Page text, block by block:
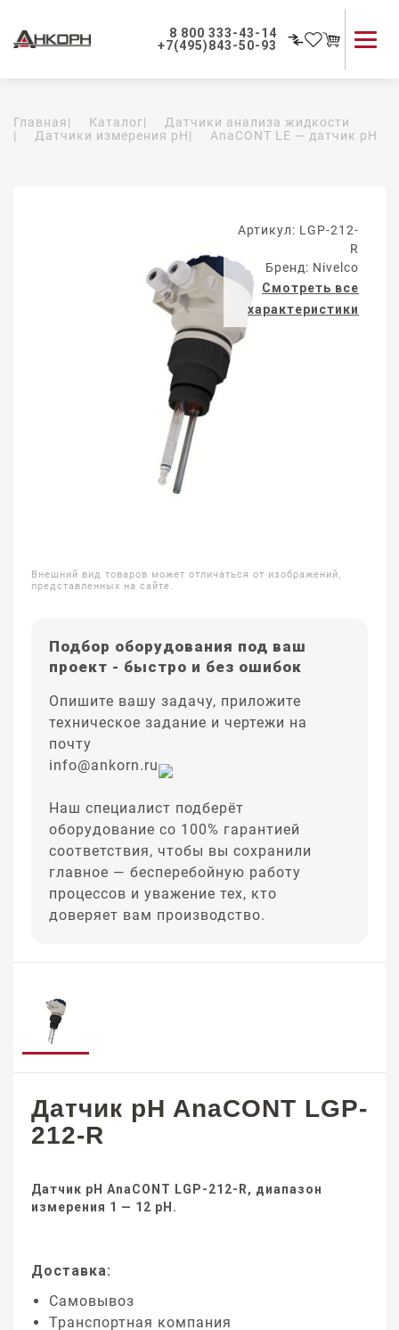
8 800 333-43-14
+7(495)843-50-93
Применение приборов
Главная| Каталог|
Датчики анализа жидкости
|
Датчики измерения pH| AnaCONT LE — датчик pH
Артикул: LGP-212-
R
Бренд: Nivelco
Смотреть все
характеристики
Внешний вид товаров может отличаться от изображений,
представленных на сайте.
Подбор оборудования под ваш
проект - быстро и без ошибок
Опишите вашу задачу, приложите
техническое задание и чертежи на
почту
info@ankorn.ru
Наш специалист подберёт
оборудование со 100% гарантией
соответствия, чтобы вы сохранили
главное — бесперебойную работу
процессов и уважение тех, кто
доверяет вам производство.
Датчик pH AnaCONT LGP-
212-R
Датчик pH AnaCONT LGP-212-R, диапазон
измерения 1 — 12 pH.
Доставка:
Самовывоз
Транспортная компания